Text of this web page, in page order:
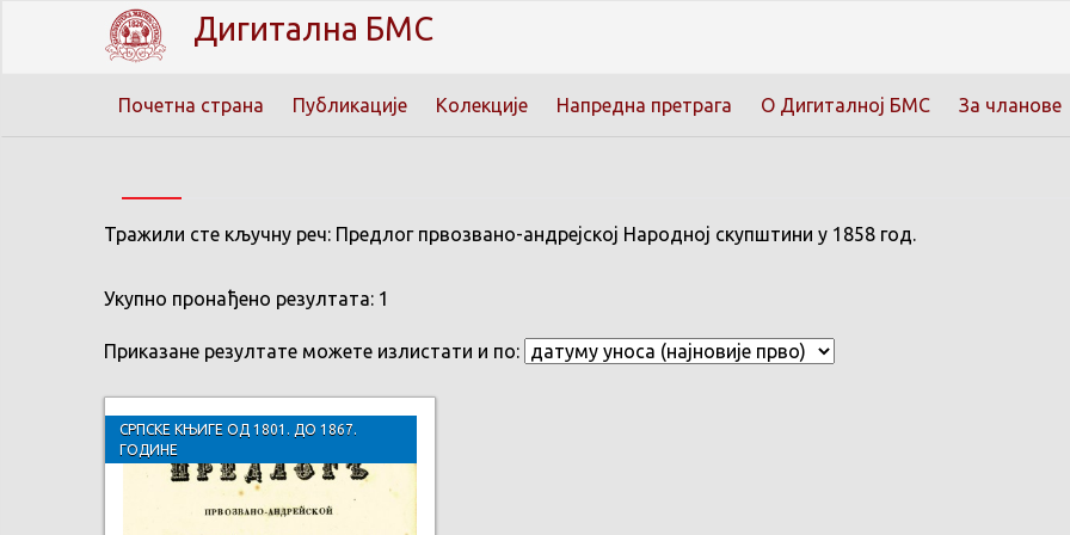
Дигитална БМС
Почетна страна Публикације Колекције Напредна претрага О Дигиталној БМС За чланове
Тражили сте кључну реч: Предлог првозвано-андрејској Народној скупштини у 1858 год.
Укупно пронађено резултата: 1
Приказане резултате можете излистати и по:
СРПСКЕ КЊИГЕ ОД 1801. ДО 1867.
ГОДИНЕ